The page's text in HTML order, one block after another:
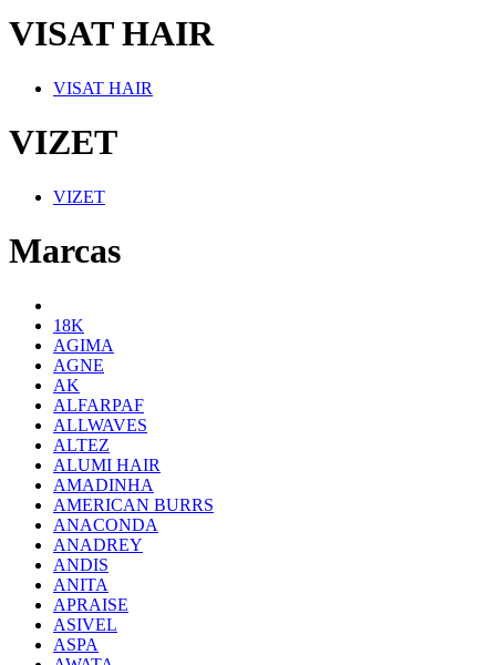
VISAT HAIR
VISAT HAIR
VIZET
VIZET
Marcas
18K
AGIMA
AGNE
AK
ALFARPAF
ALLWAVES
ALTEZ
ALUMI HAIR
AMADINHA
AMERICAN BURRS
ANACONDA
ANADREY
ANDIS
ANITA
APRAISE
ASIVEL
ASPA